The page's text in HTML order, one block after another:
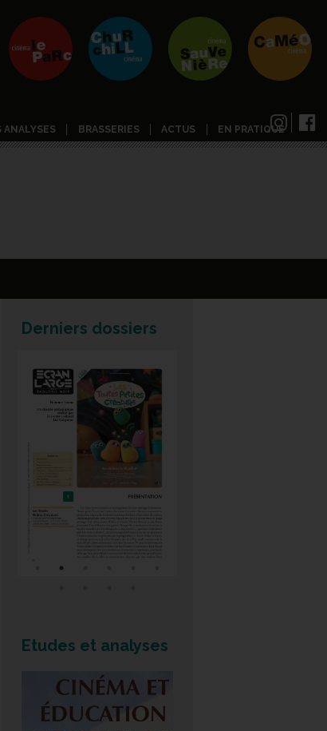
ANALYSES BRASSERIES ACTUS EN PRATIQUE
Derniers dossiers
Etudes et analyses